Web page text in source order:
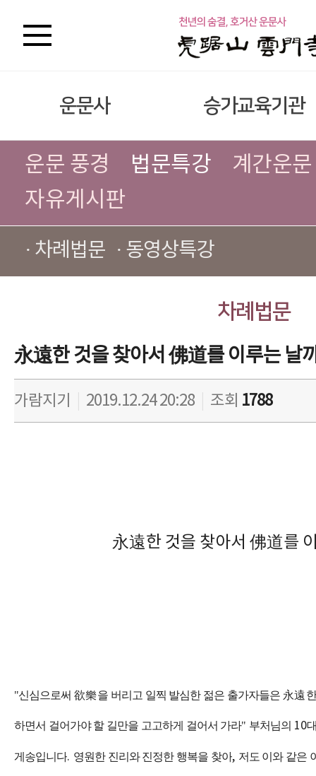
운문사 승가교육기관
운문 풍경 법문특강
계간운문
자유게시판
· 차례법문 · 동영상특강
차례법문
永遠한 것을 찾아서 佛道를 이루는 날
가람지기 2019.12.24 20:28 조회 1788
永遠한 것을 찾아서 佛道를
"신심으로써 欲樂을 버리고 일찍 발심한 젊은 출가자들은 永遠
하면서 걸어가야 할 길만을 고고하게 걸어서 가라" 부처님의 10
게송입니다. 영원한 진리와 진정한 행복을 찾아, 저도 이와 같은